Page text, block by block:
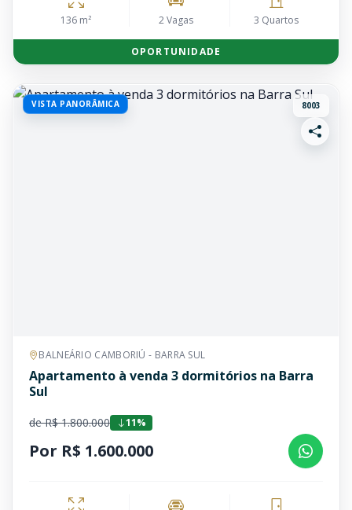
136 m² 2 Vagas 3 Quartos
OPORTUNIDADE
VISTA PANORÂMICA 8003
BALNEÁRIO CAMBORIÚ - BARRA SUL
Apartamento à venda 3 dormitórios na Barra
Sul
de R$ 1.800.000 11%
Por R$ 1.600.000